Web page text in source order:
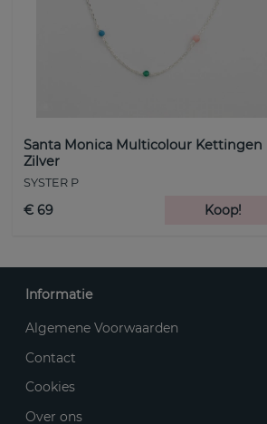
Santa Monica Multicolour Kettingen
Zilver
SYSTER P
€ 69 Koop!
Informatie
Algemene Voorwaarden
Contact
Cookies
Over ons